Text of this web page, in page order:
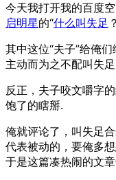
今天我打开我的百度
启明星的“什么叫失足
其中这位“夫子”给俺
主动而为之不配叫失足
反正，夫子咬文嚼字
饱了的瞎掰.
俺就评论了，叫失足
代表被动的，要俺多
于是这篇凑热闹的文章